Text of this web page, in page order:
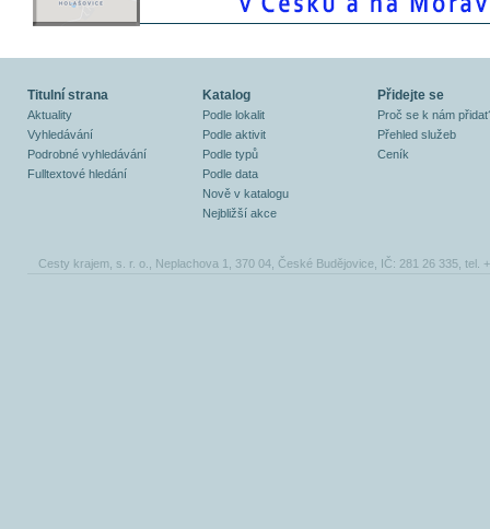
Titulní strana
Aktuality
Vyhledávání
Podrobné vyhledávání
Fulltextové hledání
Katalog
Podle lokalit
Podle aktivit
Podle typů
Podle data
Nově v katalogu
Nejbližší akce
Přidejte se
Proč se k nám
Přehled služeb
Ceník
Cesty krajem, s. r. o., Neplachova 1, 370 04, České Budějovice, IČ: 281 26 335, tel.